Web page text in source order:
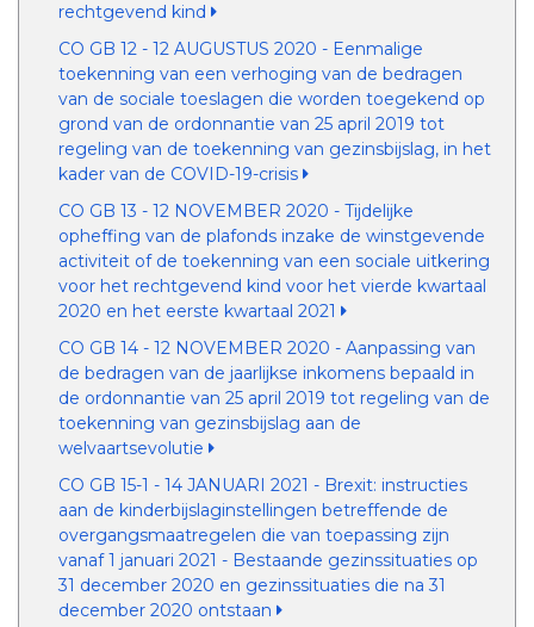
rechtgevend kind
CO GB 12 - 12 AUGUSTUS 2020 - Eenmalige
toekenning van een verhoging van de bedragen
van de sociale toeslagen die worden toegekend op
grond van de ordonnantie van 25 april 2019 tot
regeling van de toekenning van gezinsbijslag, in het
kader van de COVID-19-crisis
CO GB 13 - 12 NOVEMBER 2020 - Tijdelijke
opheffing van de plafonds inzake de winstgevende
activiteit of de toekenning van een sociale uitkering
voor het rechtgevend kind voor het vierde kwartaal
2020 en het eerste kwartaal 2021
CO GB 14 - 12 NOVEMBER 2020 - Aanpassing van
de bedragen van de jaarlijkse inkomens bepaald in
de ordonnantie van 25 april 2019 tot regeling van de
toekenning van gezinsbijslag aan de
welvaartsevolutie
CO GB 15-1 - 14 JANUARI 2021 - Brexit: instructies
aan de kinderbijslaginstellingen betreffende de
overgangsmaatregelen die van toepassing zijn
vanaf 1 januari 2021 - Bestaande gezinssituaties op
31 december 2020 en gezinssituaties die na 31
december 2020 ontstaan